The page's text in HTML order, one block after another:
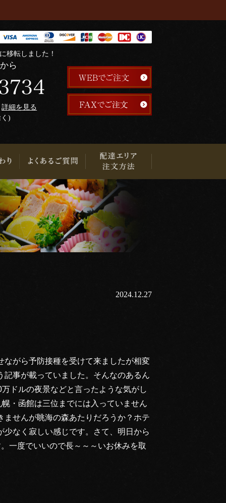
移転しました！
ら
詳細を見る
)
2024.12.27
がら予防接種を受けて来ましたが相変
事が載っていました。そんなのあるん
ドルの夜景などと言ったような気がし
・函館は三位までには入っていません
せんが眺海の森あたりだろうか？ホテ
なく寂しい感じです。さて、明日から
一度でいいので長～～～いお休みを取